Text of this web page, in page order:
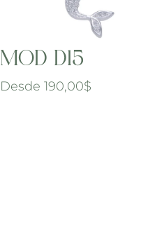
MOD D15
Desde 190,00$